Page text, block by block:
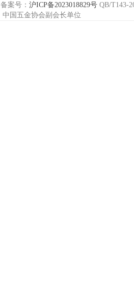
备案号： 沪ICP备2023018829号 QB/T143-
中国五金协会副会长单位